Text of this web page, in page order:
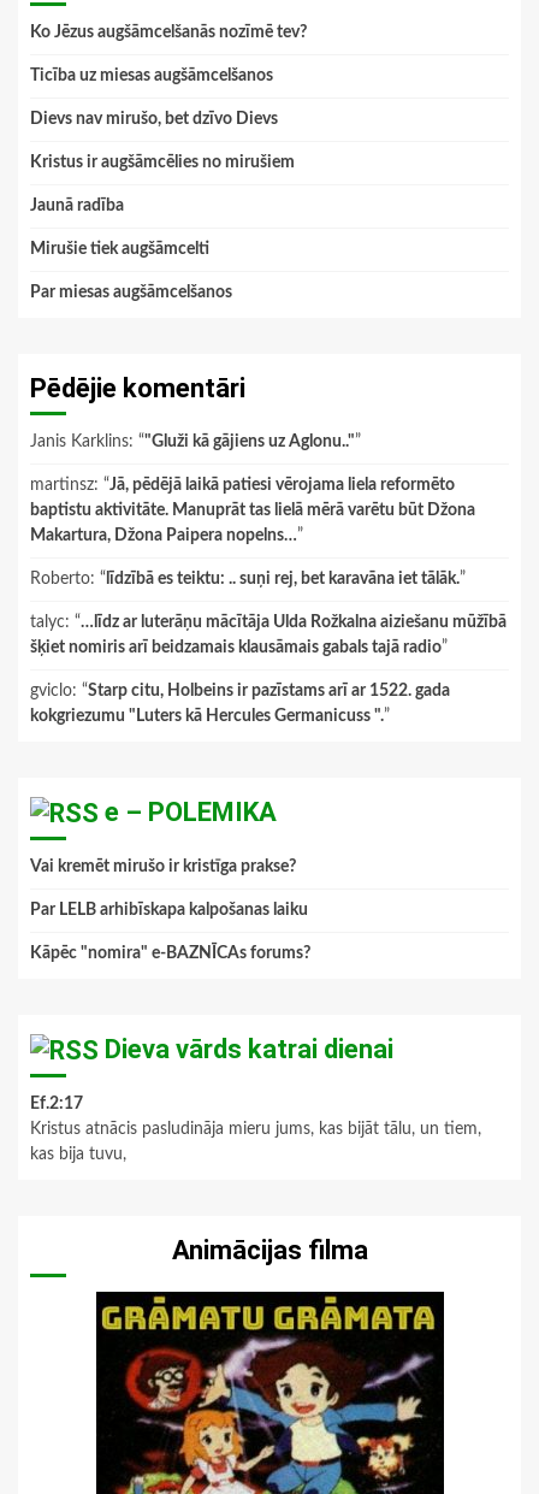
Ko Jēzus augšāmcelšanās nozīmē tev?
Ticība uz miesas augšāmcelšanos
Dievs nav mirušo, bet dzīvo Dievs
Kristus ir augšāmcēlies no mirušiem
Jaunā radība
Mirušie tiek augšāmcelti
Par miesas augšāmcelšanos
Pēdējie komentāri
Janis Karklins: “"Gluži kā gājiens uz Aglonu.."”
martinsz: “Jā, pēdējā laikā patiesi vērojama liela reformēto
baptistu aktivitāte. Manuprāt tas lielā mērā varētu būt Džona
Makartura, Džona Paipera nopelns…”
Roberto: “ līdzībā es teiktu: .. suņi rej, bet karavāna iet tālāk.”
talyc: “…līdz ar luterāņu mācītāja Ulda Rožkalna aiziešanu mūžībā
šķiet nomiris arī beidzamais klausāmais gabals tajā radio”
gviclo: “Starp citu, Holbeins ir pazīstams arī ar 1522. gada
kokgriezumu "Luters kā Hercules Germanicuss ".”
e – POLEMIKA
Vai kremēt mirušo ir kristīga prakse?
Par LELB arhibīskapa kalpošanas laiku
Kāpēc "nomira" e-BAZNĪCAs forums?
Dieva vārds katrai dienai
Ef.2:17
Kristus atnācis pasludināja mieru jums, kas bijāt tālu, un tiem,
kas bija tuvu,
Animācijas filma